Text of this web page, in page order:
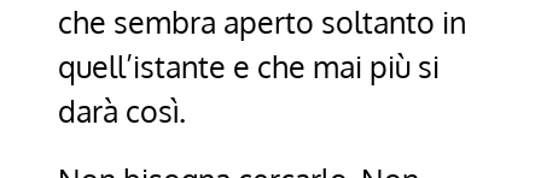
che sembra aperto soltanto in
quell’istante e che mai più si
darà così.